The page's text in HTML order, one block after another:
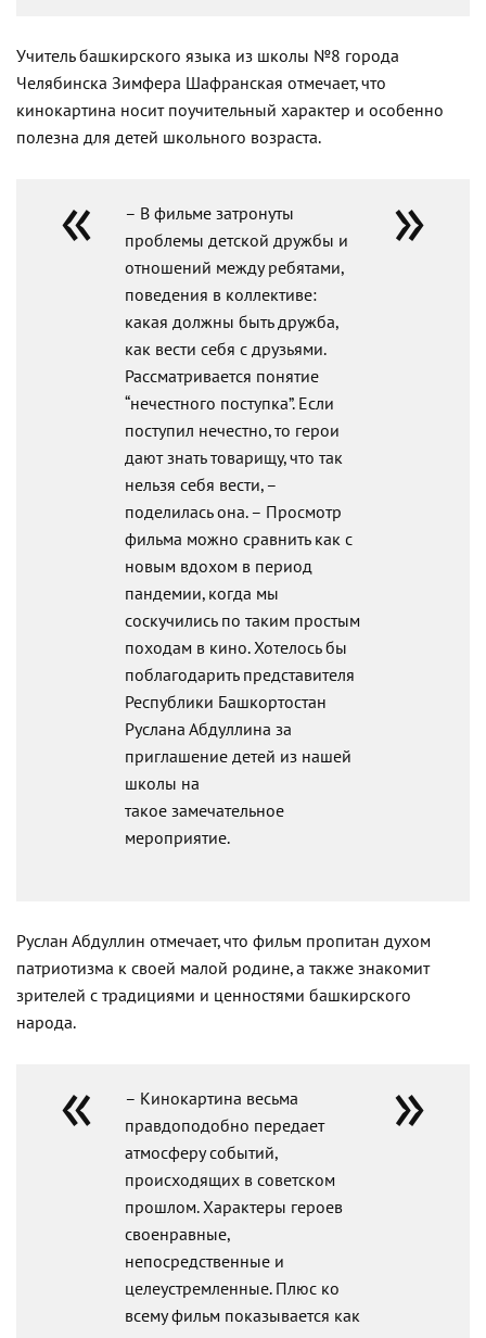
Учитель башкирского языка из школы №8 города
Челябинска Зимфера Шафранская отмечает, что
кинокартина носит поучительный характер и особенно
полезна для детей школьного возраста.
– В фильме затронуты
проблемы детской дружбы и
отношений между ребятами,
поведения в коллективе:
какая должны быть дружба,
как вести себя с друзьями.
Рассматривается понятие
“нечестного поступка”. Если
поступил нечестно, то герои
дают знать товарищу, что так
нельзя себя вести, –
поделилась она. – Просмотр
фильма можно сравнить как с
новым вдохом в период
пандемии, когда мы
соскучились по таким простым
походам в кино. Хотелось бы
поблагодарить представителя
Республики Башкортостан
Руслана Абдуллина за
приглашение детей из нашей
школы на
такое замечательное
мероприятие.
Руслан Абдуллин отмечает, что фильм пропитан духом
патриотизма к своей малой родине, а также знакомит
зрителей с традициями и ценностями башкирского
народа.
– Кинокартина весьма
правдоподобно передает
атмосферу событий,
происходящих в советском
прошлом. Характеры героев
своенравные,
непосредственные и
целеустремленные. Плюс ко
всему фильм показывается как